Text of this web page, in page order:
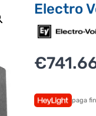
Electro
€
paga